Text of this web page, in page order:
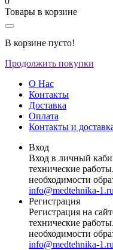
Товары в корзине
В корзине пусто!
Продолжить покупки
О Нас
Контакты
Доставка
Оплата
Контакты и
Вход
Вход в личный
технические
необходимости
info@medtehnika-1.ru
Регистрация
Регистрация на
технические
необходимости
info@medtehnika-1.ru